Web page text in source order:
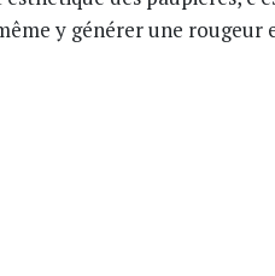
y générer une rougeur